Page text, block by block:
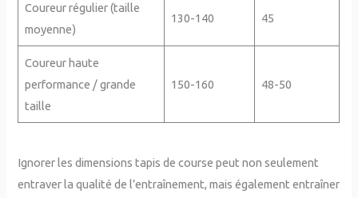
Coureur régulier (taille
moyenne)
130-140 45
Coureur haute
performance / grande
taille
150-160 48-50
Ignorer les dimensions tapis de course peut non seulement
entraver la qualité de l’entraînement, mais également entraîner